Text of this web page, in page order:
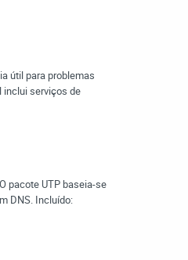
útil para problemas
inclui serviços de
pacote UTP baseia-se
DNS. Incluído: